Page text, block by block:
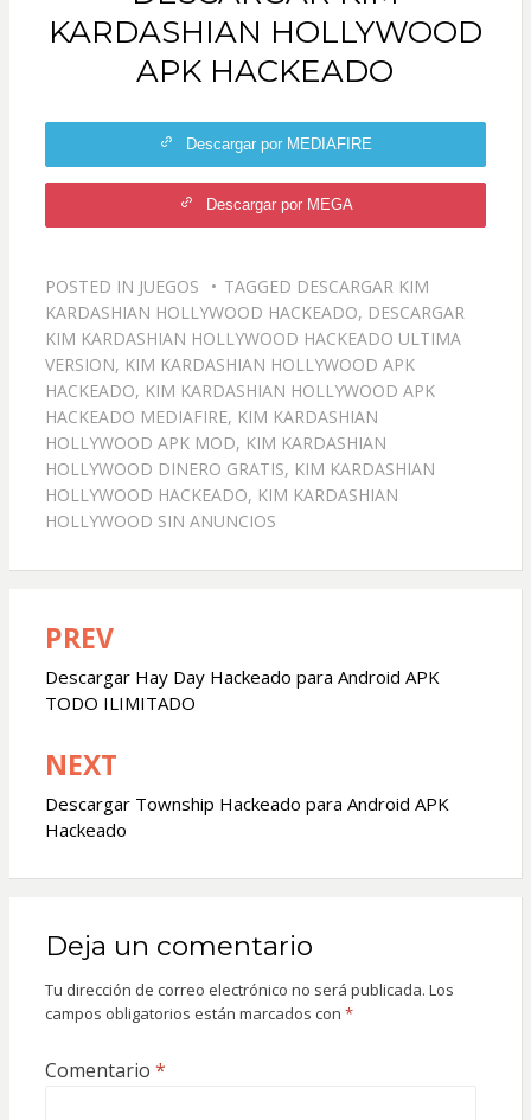
KARDASHIAN HOLLYWOOD
APK HACKEADO
Descargar por MEDIAFIRE
Descargar por MEGA
POSTED IN JUEGOS TAGGED DESCARGAR KIM
KARDASHIAN HOLLYWOOD HACKEADO, DESCARGAR
KIM KARDASHIAN HOLLYWOOD HACKEADO ULTIMA
VERSION, KIM KARDASHIAN HOLLYWOOD APK
HACKEADO, KIM KARDASHIAN HOLLYWOOD APK
HACKEADO MEDIAFIRE, KIM KARDASHIAN
HOLLYWOOD APK MOD, KIM KARDASHIAN
HOLLYWOOD DINERO GRATIS, KIM KARDASHIAN
HOLLYWOOD HACKEADO, KIM KARDASHIAN
HOLLYWOOD SIN ANUNCIOS
Navegación
de
entradas
PREV
Descargar Hay Day Hackeado para Android APK
TODO ILIMITADO
NEXT
Descargar Township Hackeado para Android APK
Hackeado
Deja un comentario
Tu dirección de correo electrónico no será publicada. Los
campos obligatorios están marcados con *
Comentario *